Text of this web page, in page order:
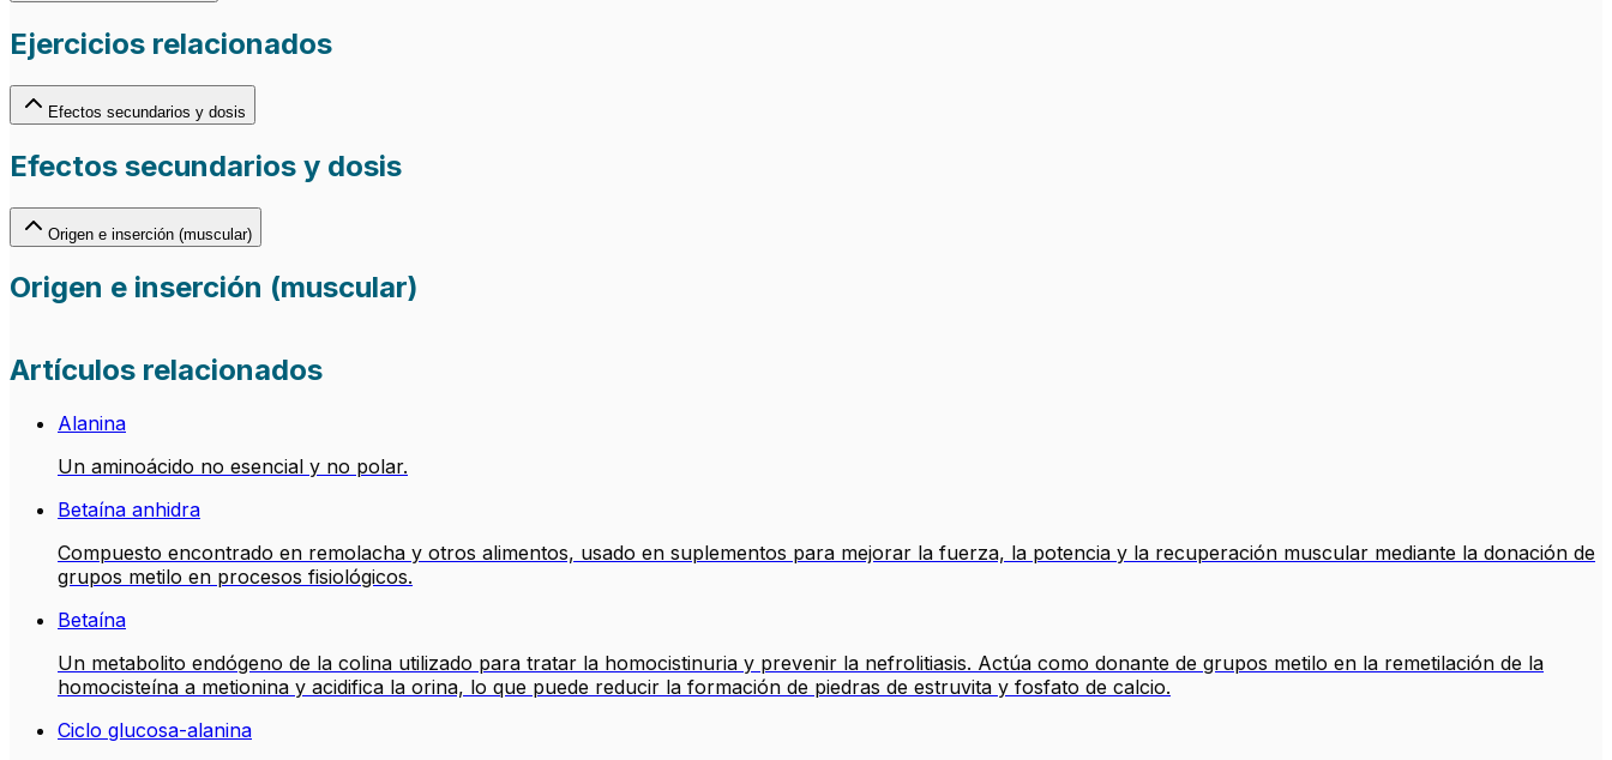
Ejercicios relacionados
Efectos secundarios y dosis
Efectos secundarios y dosis
Origen e inserción (muscular)
Origen e inserción (muscular)
Artículos relacionados
Alanina
Un aminoácido no esencial y no polar.
Betaína anhidra
Compuesto encontrado en remolacha y otros alimentos, usado en suplementos para mejorar la fuerza, la potencia y la recuperación muscular mediante la donación de
grupos metilo en procesos fisiológicos.
Betaína
Un metabolito endógeno de la colina utilizado para tratar la homocistinuria y prevenir la nefrolitiasis. Actúa como donante de grupos metilo en la remetilación de la
homocisteína a metionina y acidifica la orina, lo que puede reducir la formación de piedras de estruvita y fosfato de calcio.
Ciclo glucosa-alanina